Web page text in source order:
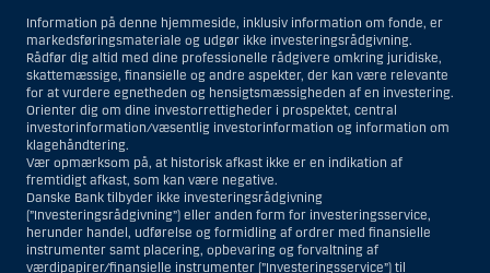
Information på denne hjemmeside, inklusiv information om fonde, er
markedsføringsmateriale og udgør ikke investeringsrådgivning.
Rådfør dig altid med dine professionelle rådgivere omkring juridiske,
skattemæssige, finansielle og andre aspekter, der kan være relevante
for at vurdere egnetheden og hensigtsmæssigheden af en investering.
Orienter dig om dine investorrettigheder i prospektet, central
investorinformation/væsentlig investorinformation og information om
klagehåndtering.
Vær opmærksom på, at historisk afkast ikke er en indikation af
fremtidigt afkast, som kan være negative.
Danske Bank tilbyder ikke investeringsrådgivning
(”Investeringsrådgivning”) eller anden form for investeringsservice,
herunder handel, udførelse og formidling af ordrer med finansielle
instrumenter samt placering, opbevaring og forvaltning af
værdipapirer/finansielle instrumenter (”Investeringsservice”) til